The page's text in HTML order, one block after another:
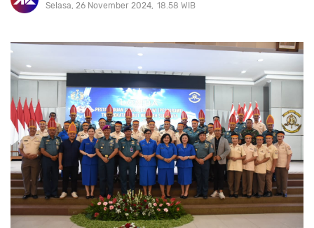
Selasa, 26 November 2024 18.58 WIB